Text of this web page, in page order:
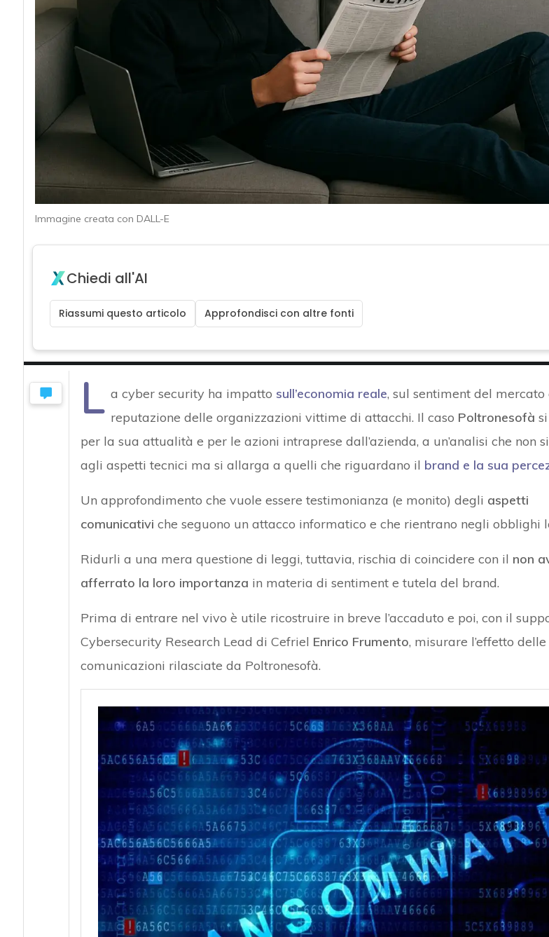
Immagine creata con DALL-E
Chiedi all'AI
Riassumi questo articolo Approfondisci con altre fonti
L a cyber security ha impatto sull’economia reale, sul sentiment del mercato
reputazione delle organizzazioni vittime di attacchi. Il caso Poltronesofà
per la sua attualità e per le azioni intraprese dall’azienda, a un’analisi che non
agli aspetti tecnici ma si allarga a quelli che riguardano il brand e la sua
Un approfondimento che vuole essere testimonianza (e monito) degli aspetti
comunicativi che seguono un attacco informatico e che rientrano negli obblighi
Ridurli a una mera questione di leggi, tuttavia, rischia di coincidere con il non
afferrato la loro importanza in materia di sentiment e tutela del brand.
Prima di entrare nel vivo è utile ricostruire in breve l’accaduto e poi, con il
Cybersecurity Research Lead di Cefriel Enrico Frumento, misurare l’effetto delle
comunicazioni rilasciate da Poltronesofà.
C
cybersecurity
Attacchi hacker e Malware: le ultime news in tempo reale e gli approfondimenti